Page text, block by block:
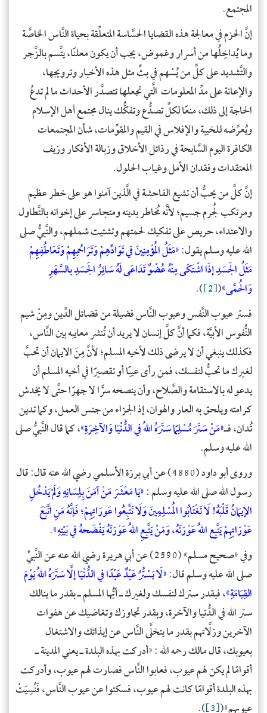
المجتمع.
إنَّ الحزم في معالجة هذه القضايا الحسَّاسة المتعلِّقة بحياة النَّاس الخاصَّة
وما يُداخِلُها من أسرار وغموض، يجب أن يكون معلنًا، يتَّسم بالزَّجر
والتَّشديد على كلِّ من يُسْهم في بثِّ مثل هذه الأخبار وترويجها،
والإعانة على مدِّ المعلومات الَّتي تجعلها تتصدَّر الأحداث ما لم تدعُ
الحاجة إلى ذلك، منعًا لكلِّ تصدُّع وتفكُّك ينال مجتمع أهل الإسلام
ويُعرِّضه للخيبة والإفلاس في القيم والمقوِّمات، شأن المجتمعات
الكافرة اليوم السَّابحة في رذائل الأخلاق وزبالة الأفكار وزيف
المعتقدات وفقدان الأمل وغياب الحلول.
إنَّ كلَّ من يحبُّ أن تشيع الفاحشة في الَّذين آمنوا هو على خطر عظيم
ومرتكب لجُرم جسيم؛ لأنَّه مُخاطر بدينه ومتجاسر على إخوانه بالتَّطاول
والاعتداء، حريص على تفكيك لحمتهم وتشتيت شملهم، والنَّبيُّ صلى
الله عليه وسلم يقول:«مَثَلُ المُؤْمِنِينَ في تَوَادِّهِمْ وَتَرَاحُمِهِمْ وَتَعَاطُفِهِمْ
مَثَلُ الجَسَدِ إذَا اشْتَكَى مِنْهُ عُضْوٌ تَدَاعَى لَهُ سَائِرُ الجَسَدِ بالسَّهَرِ
وَالحُمَّى»
(
[2]
).
فستر عيوب النَّفس وعيوب النَّاس فضيلة من فضائل الدِّين ومِنْ شيم
النُّفوس الأبيَّة، فكما أنَّ كلَّ إنسان لا يريد أن تُنشر معايبه بين النَّاس،
فكذلك ينبغي أن لا يرضى ذلك لأخيه المسلم؛ لأنَّ مِنَ الايمان أن تحبَّ
لغيرك ما تحبُّ لنفسك، فمن رأى عيبًا أو تقصيرًا في أخيه المسلم أن
يدعو له بالاستقامة والصَّلاح، وأن ينصحه سرًّا لا جهرًا حتَّى لا يخدش
كرامته ويلحق به العار والهوان، إذ الجزاء من جنس العمل، وكما تدين
تُدان، فـ«مَنْ سَتَرَ مُسْلِمًا سَتَرَهُ اللهُ في الدُّنْيَا وَالآخِرَةِ»، كما قال النَّبيُّ صلى
الله عليه وسلم.
وروى أبو داود (4880) عن أبي برزة الأسلمي رضي الله عنه قال: قال
رسول الله صلى الله عليه وسلم :«يَا مَعْشَرَ مَنْ آمَنَ بِلِسَانِهِ وَلَمْ يَدْخُلِ
الإيمَانُ قَلْبَهُ! لَا تَغْتَابُوا المُسْلِمِينَ وَلَا تَتَّبِعُوا عَورَاتِهِمْ؛ فَإنَّهُ مَنِ اتَّبَعَ
عَوْرَاتِهِمْ يَتَّبِع اللهُ عَوْرَتَهُ، وَمَنْ يَتَّبِعِ اللهُ عَوْرَتَهُ يَفْضَحهُ في بَيْتِهِ»
.
وفي «صحيح مسلم» (2590) عن أبي هريرة رضي الله عنه عن النَّبيِّ
صلى الله عليه وسلم قال:«لَا يَسْتُرُ عَبْدٌ عَبْدًا في الدُّنْيَا إلَّا سَتَرَهُ اللهُ يَوْمَ
القِيَامَةِ»، فبقدر سترك لنفسك ولغيرك ـ أيُّها المسلم ـ بقدر ما ينالك
ستر الله في الدُّنيا والآخرة، وبقدر تجاوزك وتغاضيك عن هفوات
الآخرين وزلَّاتهم بقدر ما يتخلَّى النَّاس عن إيذائك والاشتغال
بعيوبك، قال مالك رحمه الله : «أدركت بهذه البلدة ـ يعني المدينة ـ
أقوامًا لم يكن لهم عيوب، فعابوا النَّاس فصارت لهم عيوب، وأدركت
بهذه البلدة أقوامًا كانت لهم عيوب، فسكتوا عن عيوب النَّاس، فَنُسِيَتْ